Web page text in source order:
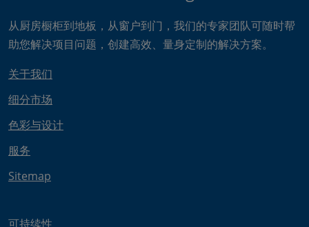
从厨房橱柜到地板，从窗户到门，我们的专家团队可随时帮
助您解决项目问题，创建高效、量身定制的解决方案。
关于我们
细分市场
色彩与设计
服务
Sitemap
可持续性